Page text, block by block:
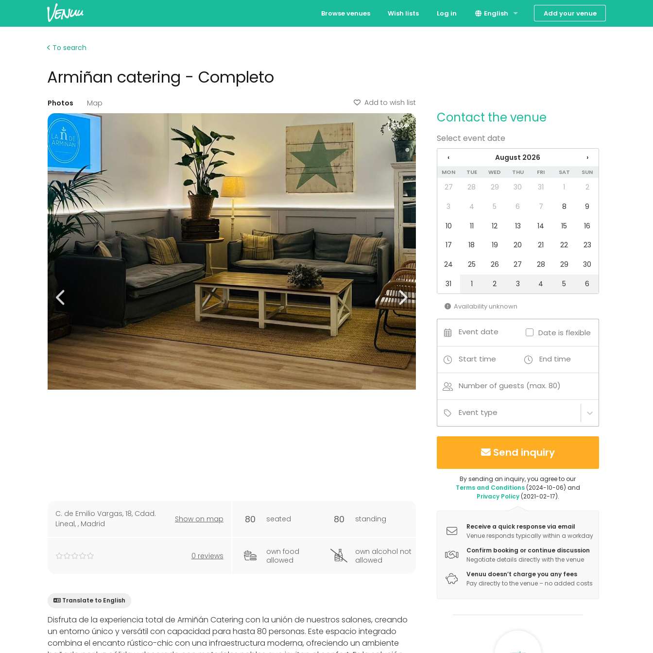
Browse venues Wish lists Log in English Add your venue
To search
Armiñan catering - Completo
Photos Map Add to wish list
C. de Emilio Vargas, 18, Cdad.
Lineal, , Madrid
Show on map
0 reviews
80 seated 80 standing
own food
allowed
own alcohol not
allowed
Translate to English
Disfruta de la experiencia total de Armiñán Catering con la unión de nuestros salones, creando
un entorno único y versátil con capacidad para hasta 80 personas. Este espacio integrado
combina el encanto rústico-chic con una infraestructura moderna, ofreciendo un ambiente
Contact the venue
Select event date
‹ August 2026 ›
MON TUE WED THU FRI SAT SUN
27 28 29 30 31 1
2
3
4 5 6 7 8
9
10
11 12 13 14 15
16
17
18 19 20 21 22
23
24
25 26 27 28 29
30
31
1 2 3 4 5 6
Availability unknown
Event date Date is flexible
Start time End time
Number of guests (max. 80)
Event type
Send inquiry
By sending an inquiry, you agree to our
Terms and Conditions(2024-10-06) and
Privacy Policy(2021-02-17).
Receive a quick response via email
Venue responds typically within a workday
Confirm booking or continue discussion
Negotiate details directly with the venue
Venuu doesn’t charge you any fees
Pay directly to the venue – no added costs